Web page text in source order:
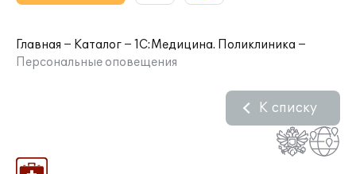
Главная Каталог
1С:Медицина. Поликлиника
Персональные оповещения
К списку